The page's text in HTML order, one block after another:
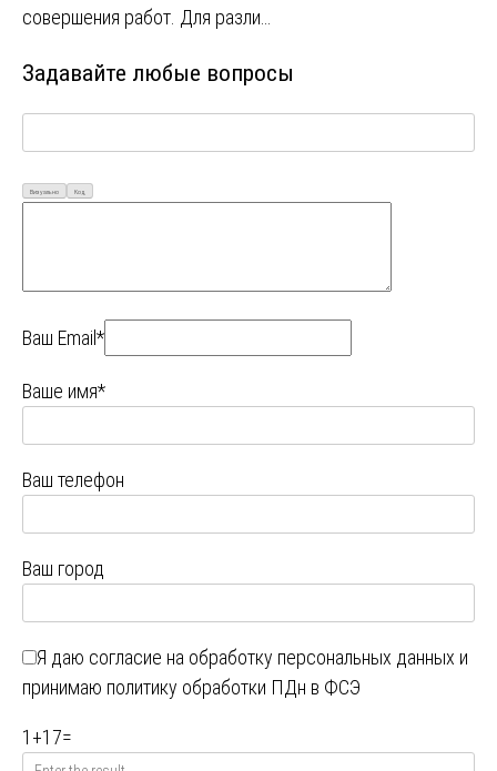
совершения работ. Для разли…
Задавайте любые вопросы
Визуально Код
Ваш Email*
Ваше имя*
Ваш телефон
Ваш город
Я даю согласие на обработку персональных данных и
принимаю политику обработки ПДн в ФСЭ
1 +17=